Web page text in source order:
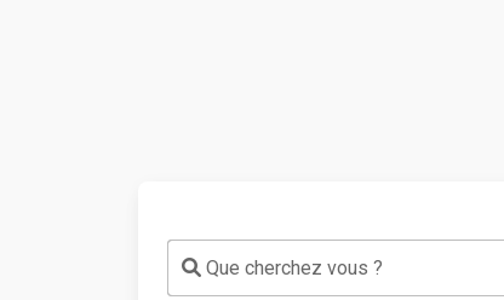
Que cherchez vous ?